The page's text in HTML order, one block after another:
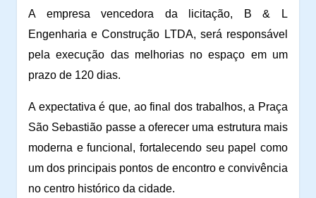
A empresa vencedora da licitação, B & L
Engenharia e Construção LTDA, será responsável
pela execução das melhorias no espaço em um
prazo de 120 dias.
A expectativa é que, ao final dos trabalhos, a Praça
São Sebastião passe a oferecer uma estrutura mais
moderna e funcional, fortalecendo seu papel como
um dos principais pontos de encontro e convivência
no centro histórico da cidade.